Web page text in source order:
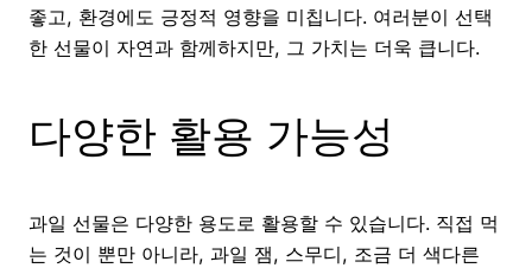
좋고, 환경에도 긍정적 영향을 미칩니다. 여러분이 선택
한 선물이 자연과 함께하지만, 그 가치는 더욱 큽니다.
다양한 활용 가능성
과일 선물은 다양한 용도로 활용할 수 있습니다. 직접 먹
는 것이 뿐만 아니라, 과일 잼, 스무디, 조금 더 색다른